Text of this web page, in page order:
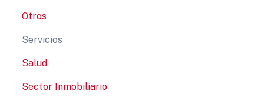
Otros
Servicios
Salud
Sector Inmobiliario